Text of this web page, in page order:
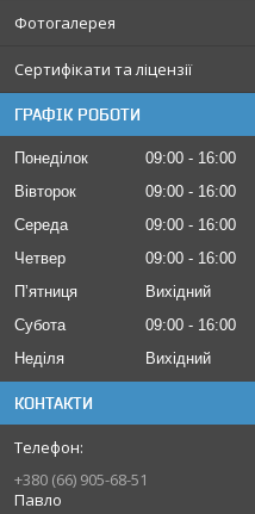
Фотогалерея
Сертифікати та ліцензії
ГРАФІК РОБОТИ
Понеділок 09:00
16:00
Вівторок
09:00
16:00
Середа
09:00
16:00
Четвер
09:00
16:00
Пʼятниця
Вихідний
Субота
09:00
16:00
Неділя
Вихідний
КОНТАКТИ
+380 (66) 905-68-51
Павло